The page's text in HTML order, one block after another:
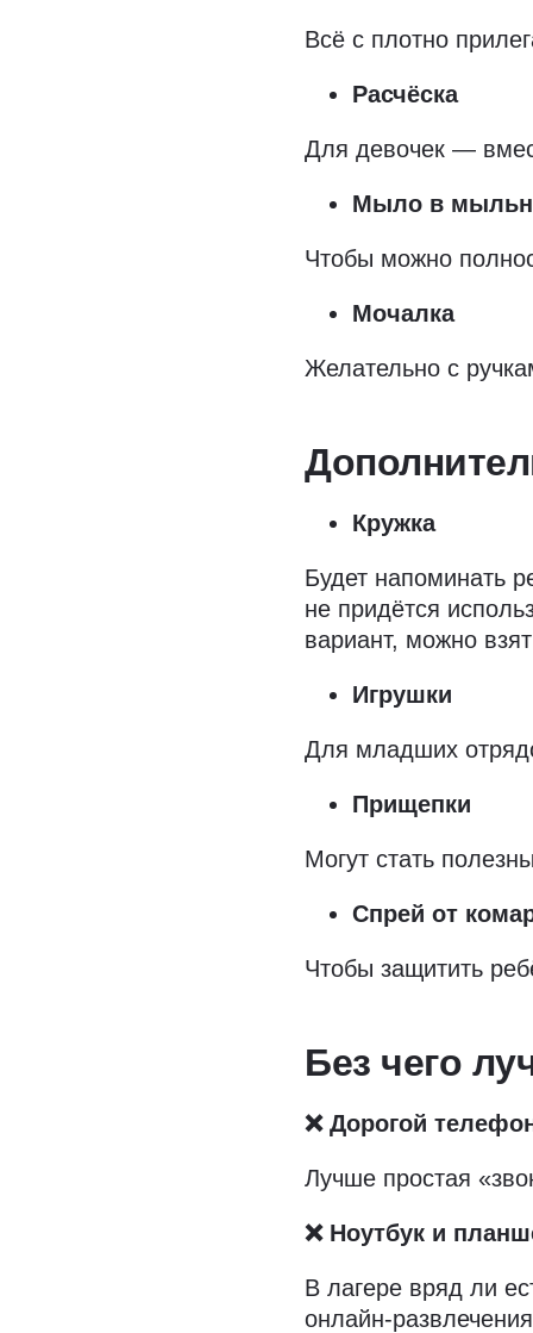
Всё с плотно
Расчёска
Для девочек —
Мыло в
Чтобы можно
Мочалка
Желательно с
Кружка
Будет напоминать
не придётся
вариант, можно
Игрушки
Для младших
Прищепки
Могут стать
Спрей от
Чтобы защитить
Без чего
❌ Дорогой
Лучше простая
❌ Ноутбук и
В лагере вряд ли
онлайн-